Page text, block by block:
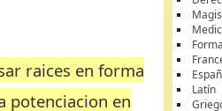
raices en forma
potenciacion en
Latín